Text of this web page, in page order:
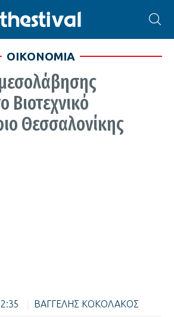
ΟΙΚΟΝΟΜΙΑ
Βιοτεχνικό
Θεσσαλονίκης
ΒΑΓΓΕΛΗΣ ΚΟΚΟΛΑΚΟΣ